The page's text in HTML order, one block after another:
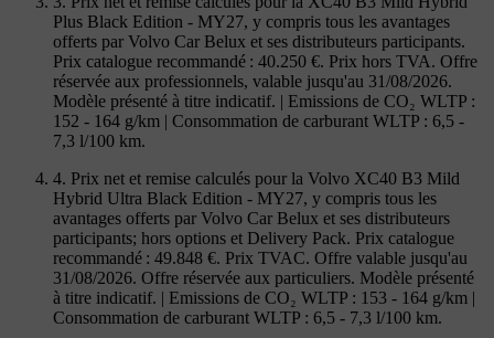
Plus Black Edition - MY27, y compris tous les avantages
offerts par Volvo Car Belux et ses distributeurs participants.
Prix catalogue recommandé : 40.250 €. Prix hors TVA. Offre
réservée aux professionnels, valable jusqu'au 31/08/2026.
Modèle présenté à titre indicatif. | Emissions de CO₂ WLTP :
152 - 164 g/km | Consommation de carburant WLTP : 6,5 -
7,3 l/100 km.
4. Prix net et remise calculés pour la Volvo XC40 B3 Mild
Hybrid Ultra Black Edition - MY27, y compris tous les
avantages offerts par Volvo Car Belux et ses distributeurs
participants; hors options et Delivery Pack. Prix catalogue
recommandé : 49.848 €. Prix TVAC. Offre valable jusqu'au
31/08/2026. Offre réservée aux particuliers. Modèle présenté
à titre indicatif. | Emissions de CO₂ WLTP : 153 - 164 g/km |
Consommation de carburant WLTP : 6,5 - 7,3 l/100 km.